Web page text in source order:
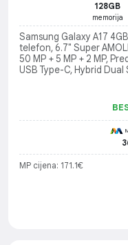
128GB
memorija
Samsung Galaxy A17
telefon, 6.7" Super
50 MP + 5 MP + 2 MP,
USB Type-C, Hybrid Dual
MP cijena: 171.1€